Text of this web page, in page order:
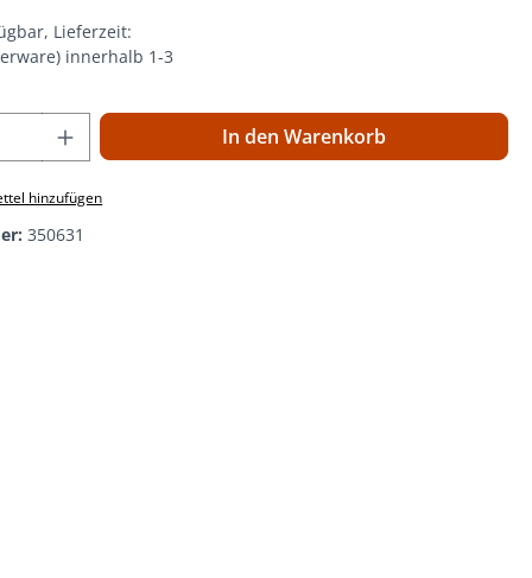
Lieferzeit:
innerhalb 1-3
Anzahl: Gib den gewünschten Wert
In den Warenkorb
hinzufügen
350631